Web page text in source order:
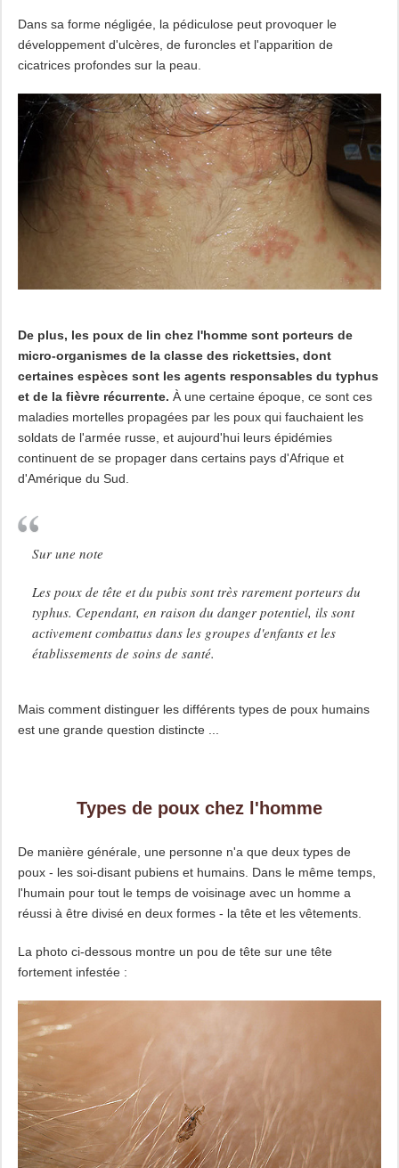
Dans sa forme négligée, la pédiculose peut provoquer le
développement d'ulcères, de furoncles et l'apparition de
cicatrices profondes sur la peau.
De plus, les poux de lin chez l'homme sont porteurs de
micro-organismes de la classe des rickettsies, dont
certaines espèces sont les agents responsables du typhus
et de la fièvre récurrente. À une certaine époque, ce sont ces
maladies mortelles propagées par les poux qui fauchaient les
soldats de l'armée russe, et aujourd'hui leurs épidémies
continuent de se propager dans certains pays d'Afrique et
d'Amérique du Sud.
Sur une note
Les poux de tête et du pubis sont très rarement porteurs du
typhus. Cependant, en raison du danger potentiel, ils sont
activement combattus dans les groupes d'enfants et les
établissements de soins de santé.
Mais comment distinguer les différents types de poux humains
est une grande question distincte ...
Types de poux chez l'homme
De manière générale, une personne n'a que deux types de
poux - les soi-disant pubiens et humains. Dans le même temps,
l'humain pour tout le temps de voisinage avec un homme a
réussi à être divisé en deux formes - la tête et les vêtements.
La photo ci-dessous montre un pou de tête sur une tête
fortement infestée :